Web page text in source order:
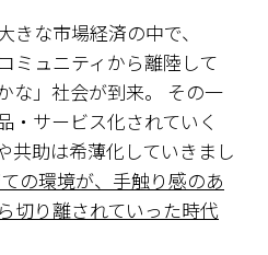
きな市場経済の中で、
ミュニティから離陸して
な」社会が到来。 その一
・サービス化されていく
共助は希薄化していきまし
の環境が、手触り感のあ
切り離されていった時代